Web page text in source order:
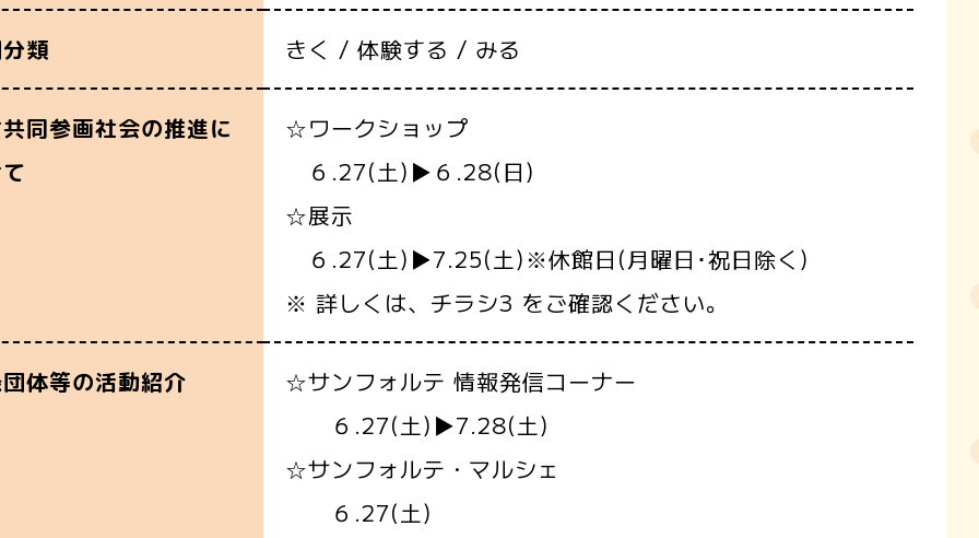
類 きく / 体験する / みる
同参画社会の推進に
☆ワークショップ
６.27(土)▶６.28(日)
☆展示
６.27(土)▶7.25(土)※休館日(月曜日･祝日除く)
※ 詳しくは、チラシ3 をご確認ください。
体等の活動紹介
☆サンフォルテ 情報発信コーナー
６.27(土)▶7.28(土)
☆サンフォルテ・マルシェ
６.27(土)